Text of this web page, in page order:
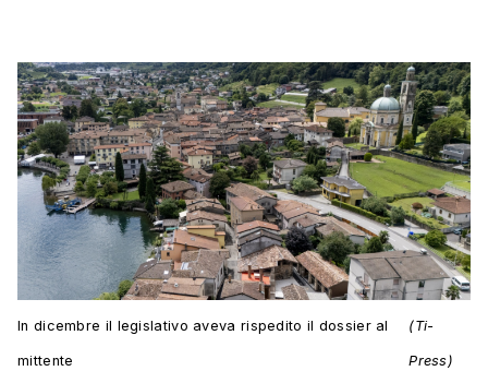
In dicembre il legislativo aveva rispedito il dossier al
mittente
(Ti-
Press)